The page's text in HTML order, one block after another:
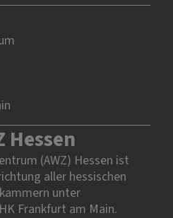
Hessen
(AWZ) Hessen ist
aller hessischen
unter
Frankfurt am Main.